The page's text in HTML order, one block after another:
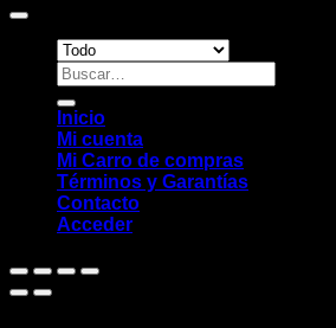
Buscar
por:
Inicio
Mi cuenta
Mi Carro de compras
Términos y Garantías
Contacto
Acceder